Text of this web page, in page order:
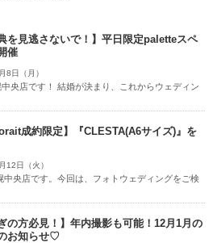
スタジオトップ
を見逃さないで！】平日限定paletteスペ
催
8日（月）
央店です！ 結婚が決まり、これからウェディン
成約限定】『CLESTA(A6サイズ)』を
12日（火）
央店です。今回は、フォトウェディングをご検
の方必見！】年内撮影も可能！12月1月の
お知らせ♡